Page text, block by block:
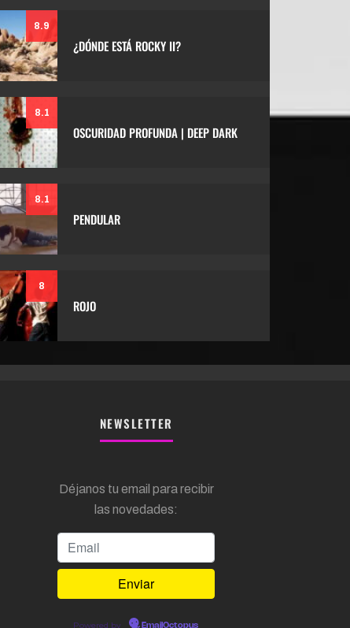
8.9
¿DÓNDE ESTÁ ROCKY II?
8.1
OSCURIDAD PROFUNDA | DEEP DARK
8.1
PENDULAR
8
ROJO
NEWSLETTER
Déjanos tu email para recibir
las novedades:
Powered by EmailOctopus